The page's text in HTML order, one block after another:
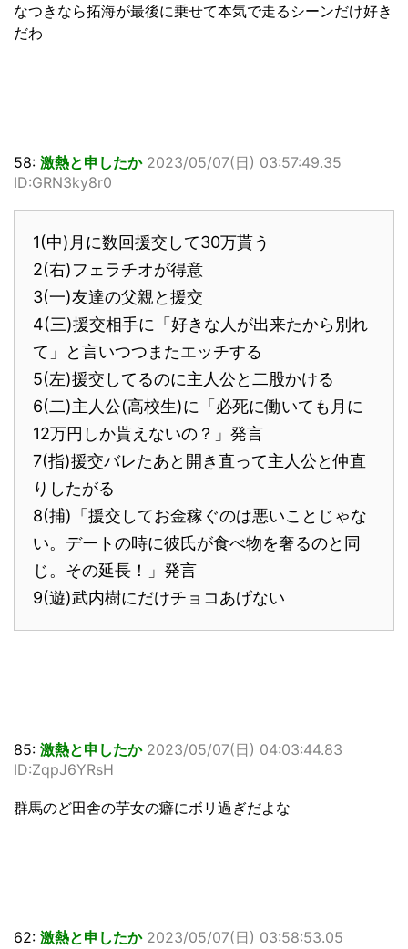
なつきなら拓海が最後に乗せて本気で走るシーンだけ好き
だわ
58: 激熱と申したか 2023/05/07(日) 03:57:49.35
ID:GRN3ky8r0
1(中)月に数回援交して30万貰う
2(右)フェラチオが得意
3(一)友達の父親と援交
4(三)援交相手に「好きな人が出来たから別れ
て」と言いつつまたエッチする
5(左)援交してるのに主人公と二股かける
6(二)主人公(高校生)に「必死に働いても月に
12万円しか貰えないの？」発言
7(指)援交バレたあと開き直って主人公と仲直
りしたがる
8(捕)「援交してお金稼ぐのは悪いことじゃな
い。デートの時に彼氏が食べ物を奢るのと同
じ。その延長！」発言
9(遊)武内樹にだけチョコあげない
85: 激熱と申したか 2023/05/07(日) 04:03:44.83
ID:ZqpJ6YRsH
群馬のど田舎の芋女の癖にボリ過ぎだよな
62: 激熱と申したか 2023/05/07(日) 03:58:53.05